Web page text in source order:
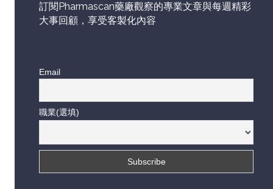
訂閱Pharmascan藥廠觀察的專業文章與每週精彩
大事回顧，享受客製化內容
Email
職業(選填)